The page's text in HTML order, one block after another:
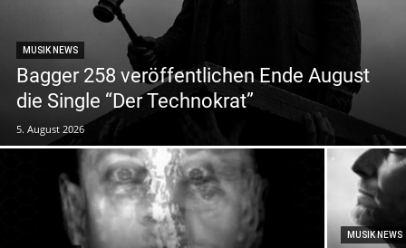
MUSIK NEWS
Bagger 258 veröffentlichen Ende August
die Single “Der Technokrat”
5. August 2026
MUSIK NEWS